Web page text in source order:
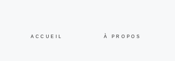
ACCUEIL À PROPOS